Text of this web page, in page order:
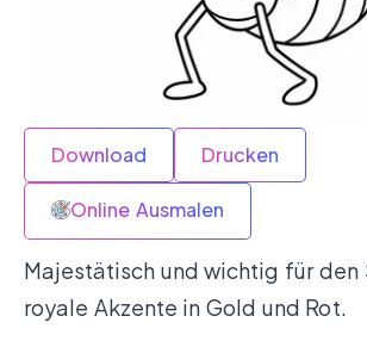
Download Drucken
Online Ausmalen
Majestätisch und wichtig für den
royale Akzente in Gold und Rot.